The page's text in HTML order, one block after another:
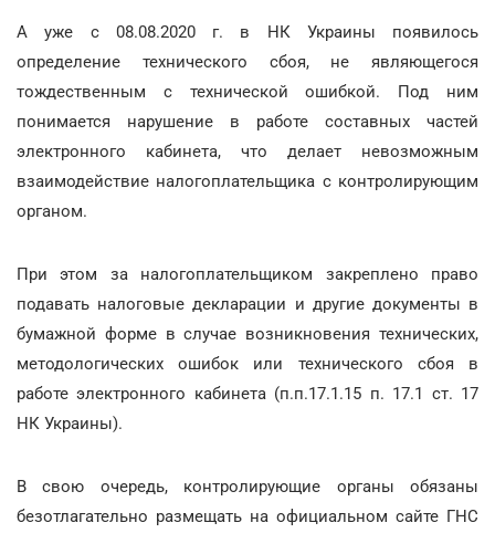
А уже с 08.08.2020 г. в НК Украины появилось
определение технического сбоя, не являющегося
тождественным с технической ошибкой. Под ним
понимается нарушение в работе составных частей
электронного кабинета, что делает невозможным
взаимодействие налогоплательщика с контролирующим
органом.
При этом за налогоплательщиком закреплено право
подавать налоговые декларации и другие документы в
бумажной форме в случае возникновения технических,
методологических ошибок или технического сбоя в
работе электронного кабинета (п.п.17.1.15 п. 17.1 ст. 17
НК Украины).
В свою очередь, контролирующие органы обязаны
безотлагательно размещать на официальном сайте ГНС